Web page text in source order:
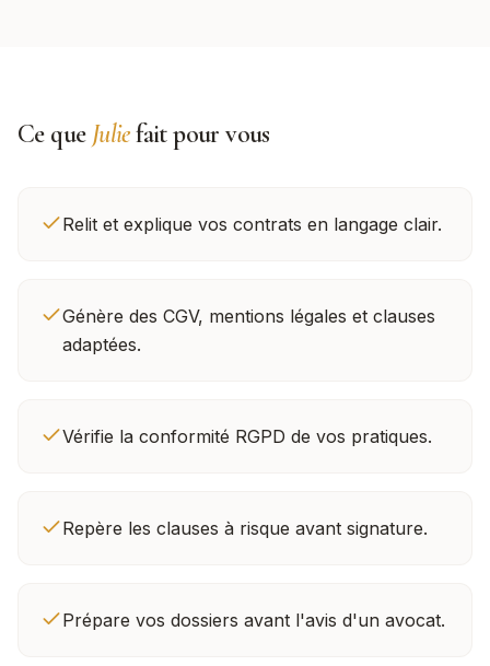
Ce que Juliefait pour vous
Relit et explique vos contrats en langage clair.
Génère des CGV, mentions légales et clauses
adaptées.
Vérifie la conformité RGPD de vos pratiques.
Repère les clauses à risque avant signature.
Prépare vos dossiers avant l'avis d'un avocat.